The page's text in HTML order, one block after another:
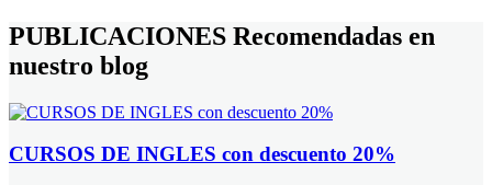
PUBLICACIONES Recomendadas en
nuestro blog
CURSOS DE INGLES con descuento 20%